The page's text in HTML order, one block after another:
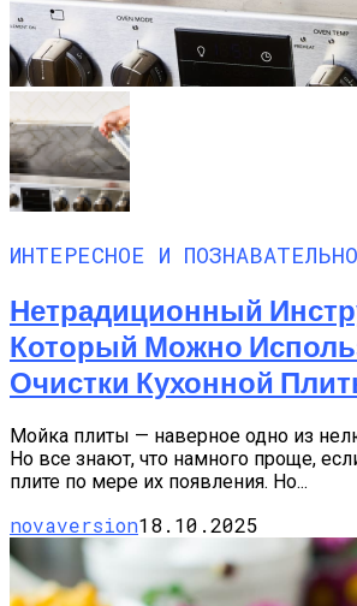
ИНТЕРЕСНОЕ И
Нетрадиционный
Который Можно
Очистки Кухонной
Мойка плиты — наверное одно из
Но все знают, что намного проще,
плите по мере их появления. Но...
novaversion18.10.2025